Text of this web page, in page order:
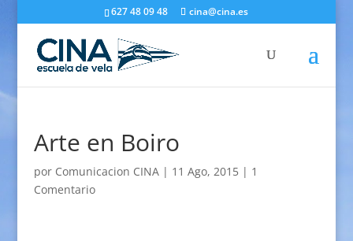
627 48 09 48 cina@cina.es
Arte en Boiro
por Comunicacion CINA| 11 Ago, 2015| 1
Comentario